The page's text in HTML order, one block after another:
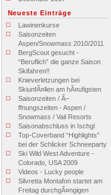
Neueste Einträge
Lawinenkurse
Saisonzeiten
Aspen/Snowmass 2010/2011
BergScout gesucht -
“Beruflich” die ganze Saison
Skifahren!!
Knieverletzungen bei
SkiunfÃ¤llen am hÃ¤ufigsten
Saisonzeiten / Ã–
ffnungszeiten - Aspen /
Snowmass / Vail Resorts
Saisonabschluss in Ischgl
Top-Coverband “Highlights”
bei der Schlicker Schneeparty
Ski Wild West Adventure -
Colorado, USA 2009
Videos - Lucky people
Silvretta Montafon startet am
Freitag durchgÃ¤ngigen